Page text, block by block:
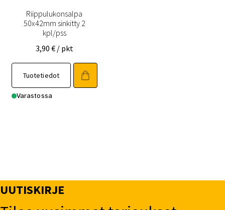
Riippulukonsalpa
50x42mm sinkitty 2
kpl/pss
3,90 € / pkt
Tuotetiedot
Varastossa
UUTISKIRJE